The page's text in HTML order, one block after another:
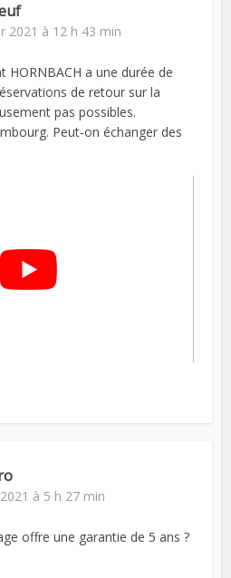
2021 à 12 h 43 min
HORNBACH a une durée de
de retour sur la
pas possibles.
Peut-on échanger des
à 5 h 27 min
offre une garantie de 5 ans ?